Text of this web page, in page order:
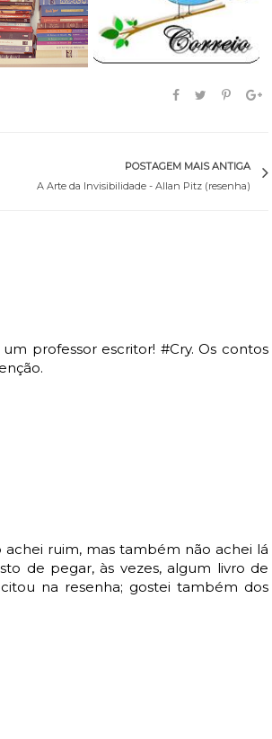
POSTAGEM MAIS ANTIGA
A Arte da Invisibilidade - Allan Pitz (resenha)
professor escritor! #Cry. Os contos
achei ruim, mas também não achei lá
de pegar, às vezes, algum livro de
na resenha; gostei também dos